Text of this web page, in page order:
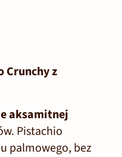
Crunchy z
aksamitnej
Pistachio
palmowego, bez